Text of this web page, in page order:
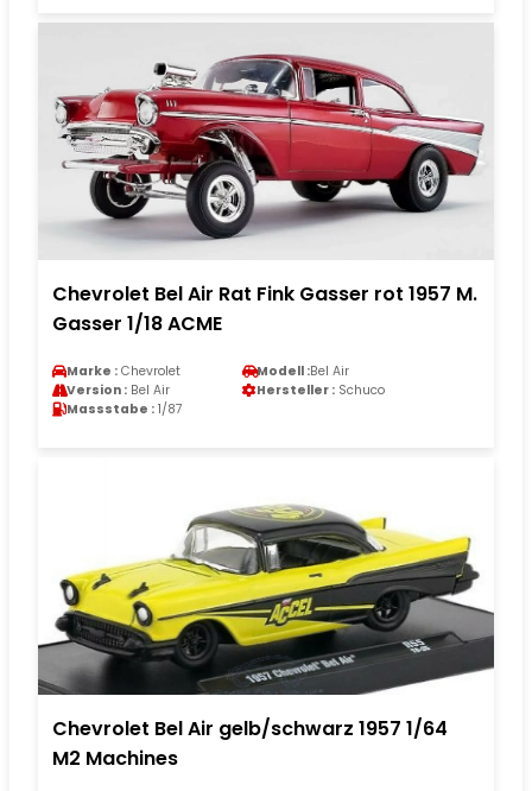
Chevrolet Bel Air Rat Fink Gasser rot 1957 M.
Gasser 1/18 ACME
Marke : Chevrolet Modell :Bel Air
Version : Bel Air Hersteller : Schuco
Massstabe : 1/87
Chevrolet Bel Air gelb/schwarz 1957 1/64
M2 Machines